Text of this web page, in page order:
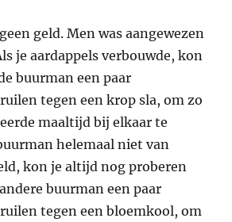
geld. Men was aangewezen
je aardappels verbouwde, kon
buurman een paar
tegen een krop sla, om zo
maaltijd bij elkaar te
helemaal niet van
kon je altijd nog proberen
buurman een paar
tegen een bloemkool, om